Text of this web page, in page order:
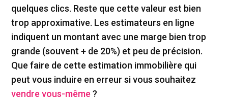
quelques clics. Reste que cette valeur est bien
trop approximative. Les estimateurs en ligne
indiquent un montant avec une marge bien trop
grande (souvent + de 20%) et peu de précision.
Que faire de cette estimation immobilière qui
peut vous induire en erreur si vous souhaitez
vendre vous-même ?